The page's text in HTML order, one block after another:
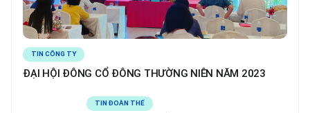
TIN CÔNG TY
ĐẠI HỘI ĐÔNG CỔ ĐÔNG THƯỜNG NIÊN NĂM 2023
TIN ĐOÀN THỂ